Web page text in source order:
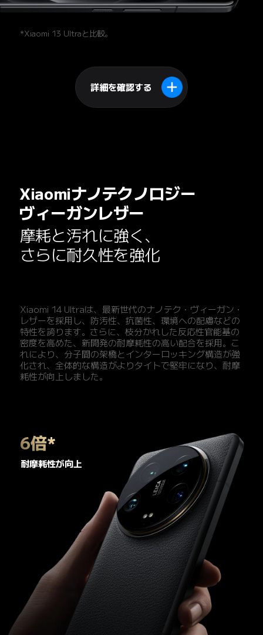
*Xiaomi 13 Ultraと比較。
詳細を確認する
Xiaomiナノテクノロジー
ヴィーガンレザー
摩耗と汚れに強く、
さらに耐久性を強化
Xiaomi 14 Ultraは、最新世代のナノテク・ヴィーガン・
レザーを採用し、防汚性、抗菌性、環境への配慮などの
特性を誇ります。さらに、枝分かれした反応性官能基の
密度を高めた、新開発の耐摩耗性の高い配合を採用。こ
れにより、分子間の架橋とインターロッキング構造が強
化され、全体的な構造がよりタイトで堅牢になり、耐摩
耗性が向上しました。
6倍*
耐摩耗性が向上